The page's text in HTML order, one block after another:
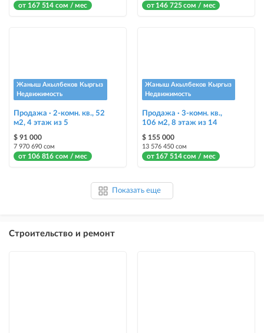
от 167 514 сом / мес от 146 725 сом / мес
Жаныш Акылбеков Кыргыз
Недвижимость
Продажа · 2-комн. кв., 52
м2, 4 этаж из 5
$ 91 000
7 970 690 сом
от 106 816 сом / мес
Жаныш Акылбеков Кыргыз
Недвижимость
Продажа · 3-комн. кв.,
106 м2, 8 этаж из 14
$ 155 000
13 576 450 сом
от 167 514 сом / мес
Показать еще
Строительство и ремонт